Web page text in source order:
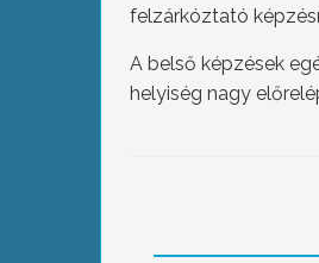
felzárkóztató
A belső képzések
helyiség nagy